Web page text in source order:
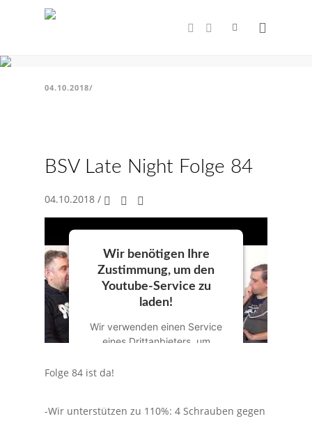
04.10.2018/
BSV Late Night Folge 84
04.10.2018 /
Wir benötigen Ihre
Zustimmung, um den
Youtube-Service zu
laden!
Wir verwenden einen Service
eines Drittanbieters, um
Dieser Service kann Daten zu
durch und stimmen Sie der
Folge 84 ist da!
-Wir unterstützen zu 110%: 4 Schrauben gegen